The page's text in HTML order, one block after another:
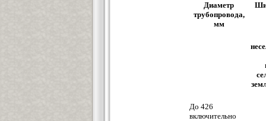
Диаметр
трубопровода,
мм
До 426
включительно